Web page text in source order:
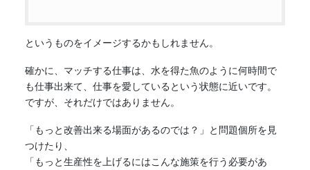
というものをイメージするかもしれません。
確かに、 マッチする仕事は、水を得た魚のように何時間で
も仕事出来て、仕事を愛しているという状態に近いです。
ですが、それだけではありません。
「もっと改善出来る場面があるのでは？」と問題個所を見
つけたり、
「もっと生産性を上げるにはこんな施策を行う必要があ